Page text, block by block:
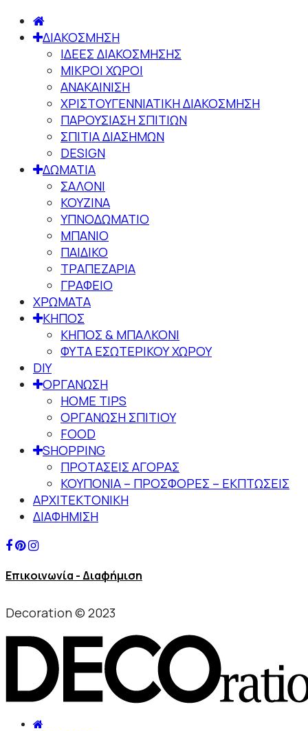
ΔΙΑΚΟΣΜΗΣΗ
ΙΔΕΕΣ ΔΙΑΚΟΣΜΗΣΗΣ
ΜΙΚΡΟΙ ΧΩΡΟΙ
ΑΝΑΚΑΙΝΙΣΗ
ΧΡΙΣΤΟΥΓΕΝΝΙΑΤΙΚΗ ΔΙΑΚΟΣΜΗΣΗ
ΠΑΡΟΥΣΙΑΣΗ ΣΠΙΤΙΩΝ
ΣΠΙΤΙΑ ΔΙΑΣΗΜΩΝ
DESIGN
ΔΩΜΑΤΙΑ
ΣΑΛΟΝΙ
ΚΟΥΖΙΝΑ
ΥΠΝΟΔΩΜΑΤΙΟ
ΜΠΑΝΙΟ
ΠΑΙΔΙΚΟ
ΤΡΑΠΕΖΑΡΙΑ
ΓΡΑΦΕΙΟ
ΧΡΩΜΑΤΑ
ΚΗΠΟΣ
ΚΗΠΟΣ & ΜΠΑΛΚΟΝΙ
ΦΥΤΑ ΕΣΩΤΕΡΙΚΟΥ ΧΩΡΟΥ
DIY
ΟΡΓΑΝΩΣΗ
HOME TIPS
ΟΡΓΑΝΩΣΗ ΣΠΙΤΙΟΥ
FOOD
SHOPPING
ΠΡΟΤΑΣΕΙΣ ΑΓΟΡΑΣ
ΚΟΥΠΟΝΙΑ – ΠΡΟΣΦΟΡΕΣ – ΕΚΠΤΩΣΕΙΣ
ΑΡΧΙΤΕΚΤΟΝΙΚΗ
ΔΙΑΦΗΜΙΣΗ
Επικοινωνία - Διαφήμιση
Decoration © 2023